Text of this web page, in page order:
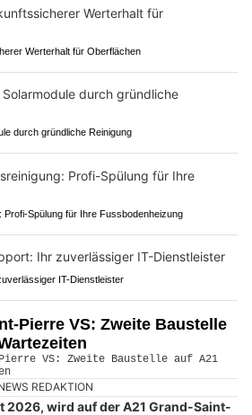
Werterhalt für Oberflächen
durch gründliche Reinigung
Profi-Spülung für Ihre Fussbodenheizung
IT-Dienstleister
Pierre VS: Zweite Baustelle
REDAKTION
2026, wird auf der A21 Grand-Saint-